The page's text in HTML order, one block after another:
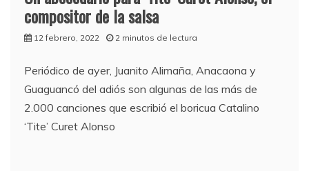
compositor de la salsa
12 febrero, 2022 2 minutos de lectura
Periódico de ayer, Juanito Alimaña, Anacaona y
Guaguancó del adiós son algunas de las más de
2.000 canciones que escribió el boricua Catalino
‘Tite’ Curet Alonso